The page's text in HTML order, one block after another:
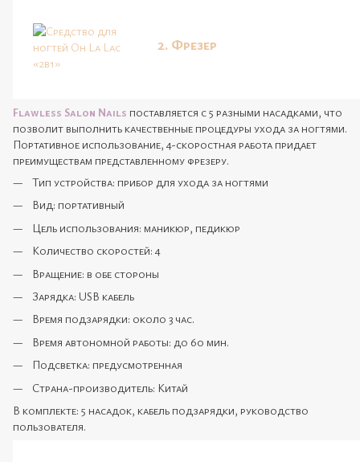
2. Фрезер
Flawless Salon Nails поставляется с 5 разными насадками, что
позволит выполнить качественные процедуры ухода за ногтями.
Портативное использование, 4-скоростная работа придает
преимуществам представленному фрезеру.
Тип устройства: прибор для ухода за ногтями
Вид: портативный
Цель использования: маникюр, педикюр
Количество скоростей: 4
Вращение: в обе стороны
Зарядка: USB кабель
Время подзарядки: около 3 час.
Время автономной работы: до 60 мин.
Подсветка: предусмотренная
Страна-производитель: Китай
В комплекте: 5 насадок, кабель подзарядки, руководство
пользователя.